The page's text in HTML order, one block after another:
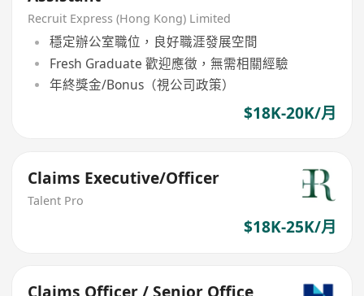
Recruit Express (Hong Kong) Limited
穩定辦公室職位，良好職涯發展空間
Fresh Graduate 歡迎應徵，無需相關經驗
年終獎金/Bonus（視公司政策）
$18K-20K/月
Claims Executive/Officer
Talent Pro
$18K-25K/月